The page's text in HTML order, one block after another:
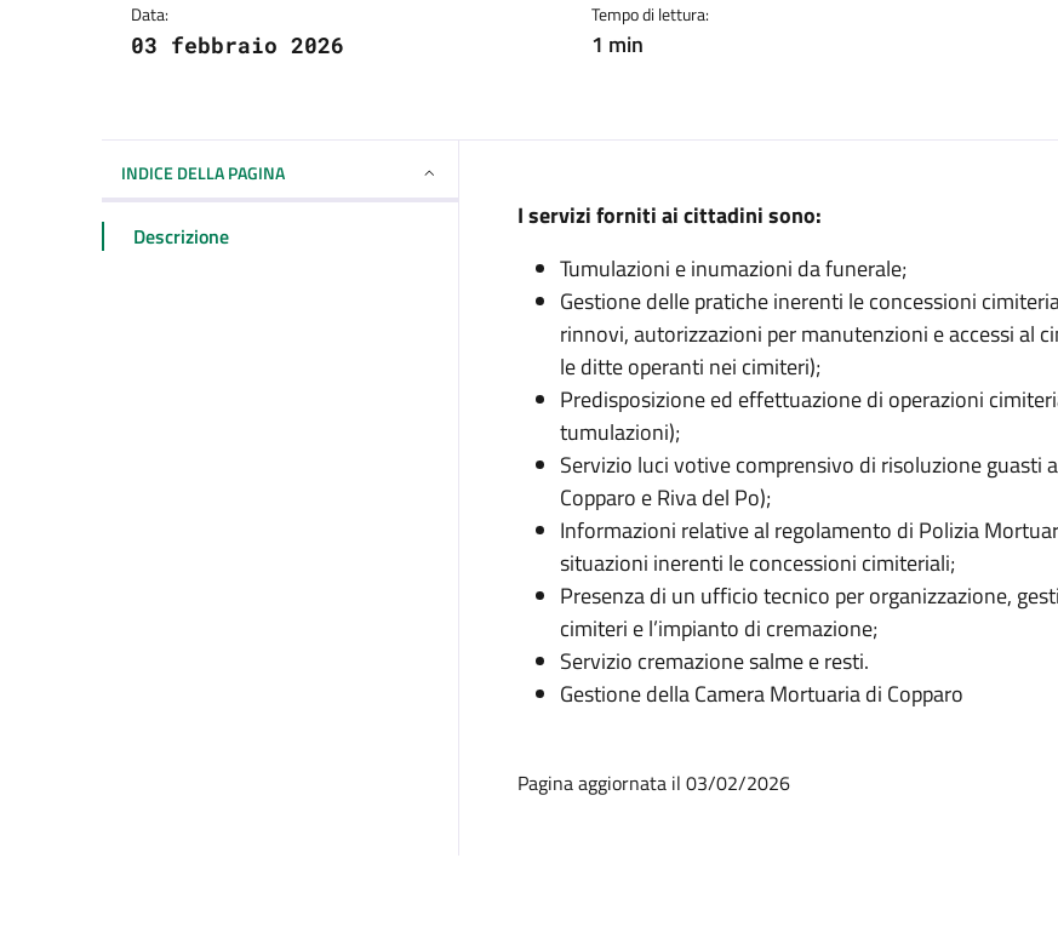
Data:
03 febbraio 2026
Tempo di lettura:
1 min
INDICE DELLA PAGINA
Descrizione
I servizi forniti ai cittadini sono:
Tumulazioni e inumazioni da funerale;
Gestione delle pratiche inerenti le concessioni
rinnovi, autorizzazioni per manutenzioni e accessi al
le ditte operanti nei cimiteri);
Predisposizione ed effettuazione di operazioni
tumulazioni);
Servizio luci votive comprensivo di risoluzione guasti
Copparo e Riva del Po);
Informazioni relative al regolamento di Polizia
situazioni inerenti le concessioni cimiteriali;
Presenza di un ufficio tecnico per organizzazione,
cimiteri e l’impianto di cremazione;
Servizio cremazione salme e resti.
Gestione della Camera Mortuaria di Copparo
Pagina aggiornata il 03/02/2026